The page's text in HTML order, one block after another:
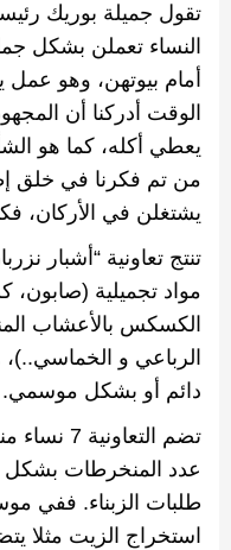
تقول جميلة بوريك
النساء تعملن بشكل
أمام بيوتهن، وهو
الوقت أدركنا أن
يعطي أكله، كما هو
من تم فكرنا في خلق
يشتغلن في الأركان،
تنتج تعاونية “ أشبار
مواد تجميلية (صابون،
الكسكس بالأعشاب
الرباعي و الخماسي‫..
)
دائم أو بشكل موسمي. ‬
تضم التعاونية 7 نساء
عدد المنخرطات
طلبات الزبناء. ففي
استخراج الزيت مثلا